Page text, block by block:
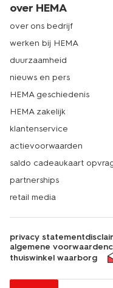
over HEMA
over ons bedrijf
werken bij HEMA
duurzaamheid
nieuws en pers
HEMA geschiedenis
HEMA zakelijk
klantenservice
actievoorwaarden
saldo cadeaukaart
partnerships
retail media
privacy statement
algemene voorwaarden
thuiswinkel waarborg